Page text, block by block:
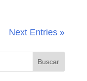
Next Entries »